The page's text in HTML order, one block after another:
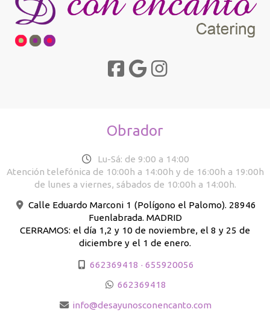
Obrador
Lu-Sá: de 9:00 a 14:00
Atención telefónica de 10:00h a 14:00h y de 16:00h a 19:00h
de lunes a viernes, sábados de 10:00h a 14:00h.
Calle Eduardo Marconi 1 (Polígono el Palomo). 28946
Fuenlabrada. MADRID
CERRAMOS: el día 1,2 y 10 de noviembre, el 8 y 25 de
diciembre y el 1 de enero.
662369418 · 655920056
662369418
info
desayunosconencanto.com